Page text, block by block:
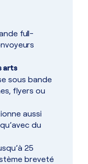
full-
arts
sous bande
flyers ou
aussi
du
25
breveté